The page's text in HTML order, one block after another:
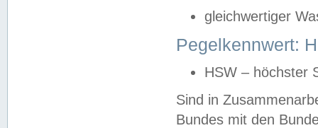
gleichwertiger
Pegelkennwert:
HSW – höchster
Sind in
Bundes mit den